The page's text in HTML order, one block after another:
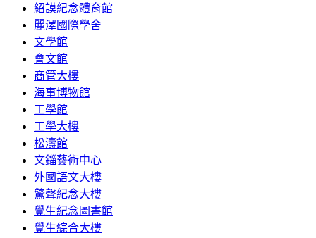
紹謨紀念體育館
麗澤國際學舍
文學館
會文館
商管大樓
海事博物館
工學館
工學大樓
松濤館
文錙藝術中心
外國語文大樓
驚聲紀念大樓
覺生紀念圖書館
覺生綜合大樓